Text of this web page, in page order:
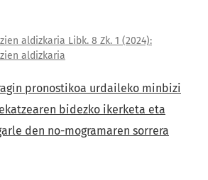
aldizkaria Libk. 8 Zk. 1 (2024):
aldizkaria
pronostikoa urdaileko minbizi
bidezko ikerketa eta
den no-mogramaren sorrera